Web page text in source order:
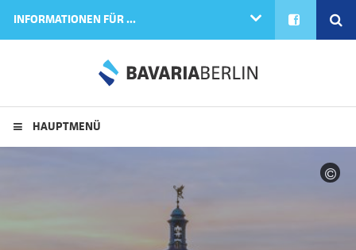
INFORMATIONEN FÜR ... FACEBOOK
HAUPTMENÜ